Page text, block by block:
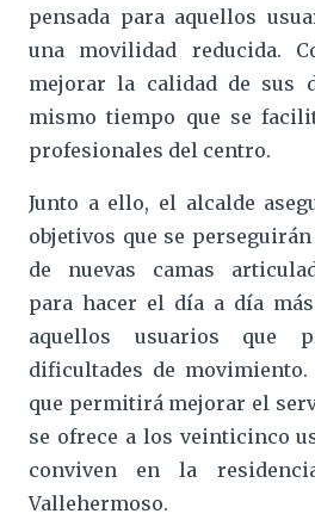
pensada para aquellos
una movilidad reducida.
mejorar la calidad de sus
mismo tiempo que se
profesionales del centro.
Junto a ello, el alcalde
objetivos que se
de nuevas camas
para hacer el día a día
aquellos usuarios que
dificultades de
que permitirá mejorar el
se ofrece a los veinticinco
conviven en la
Vallehermoso.